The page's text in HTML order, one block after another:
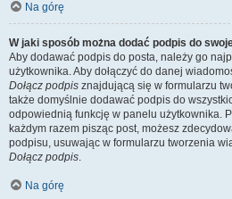
Na górę
W jaki sposób można dodać podpis do
Aby dodawać podpis do posta, należy go
użytkownika. Aby dołączyć do danej
Dołącz podpis znajdującą się w formularzu
także domyślnie dodawać podpis do
odpowiednią funkcję w panelu użytkownika.
każdym razem pisząc post, możesz
podpisu, usuwając w formularzu tworzenia
Dołącz podpis.
Na górę